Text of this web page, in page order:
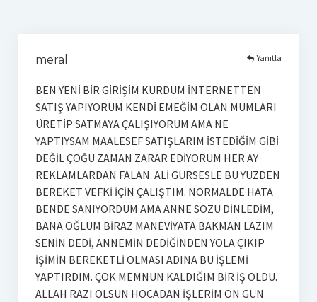
meral
BEN YENİ BİR GİRİŞİM KURDUM İNTERNETTEN
SATIŞ YAPIYORUM KENDİ EMEĞİM OLAN MUMLARI
ÜRETİP SATMAYA ÇALIŞIYORUM AMA NE
YAPTIYSAM MAALESEF SATIŞLARIM İSTEDİĞİM GİBİ
DEĞİL ÇOĞU ZAMAN ZARAR EDİYORUM HER AY
REKLAMLARDAN FALAN. ALİ GÜRSESLE BU YÜZDEN
BEREKET VEFKİ İÇİN ÇALIŞTIM. NORMALDE HATA
BENDE SANIYORDUM AMA ANNE SÖZÜ DİNLEDİM,
BANA OĞLUM BİRAZ MANEVİYATA BAKMAN LAZIM
SENİN DEDİ, ANNEMİN DEDİĞİNDEN YOLA ÇIKIP
İŞİMİN BEREKETLİ OLMASI ADINA BU İŞLEMİ
YAPTIRDIM. ÇOK MEMNUN KALDIĞIM BİR İŞ OLDU.
ALLAH RAZI OLSUN HOCADAN İŞLERİM ON GÜN
Yanıtla